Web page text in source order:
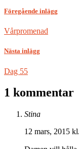
Föregående inlägg
Vårpromenad
Nästa inlägg
Dag 55
1 kommentar
Stina
12 mars, 2015